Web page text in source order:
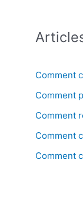
Comment
Comment
Comment
Comment
Comment